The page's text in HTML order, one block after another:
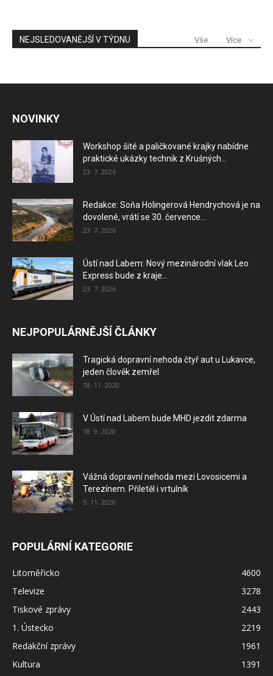
NEJSLEDOVANĚJŠÍ V TÝDNU Vše Více
NOVINKY
Workshop šité a paličkované krajky nabídne
praktické ukázky technik z Krušných...
23. 7. 2026
Redakce: Soňa Holingerová Hendrychová je na
dovolené, vrátí se 30. července...
23. 7. 2026
Ústí nad Labem: Nový mezinárodní vlak Leo
Express bude z kraje...
23. 7. 2026
NEJPOPULÁRNĚJŠÍ ČLÁNKY
Tragická dopravní nehoda čtyř aut u Lukavce,
jeden člověk zemřel
18. 11. 2020
V Ústí nad Labem bude MHD jezdit zdarma
18. 9. 2020
Vážná dopravní nehoda mezi Lovosicemi a
Terezínem. Přiletěl i vrtulník
5. 11. 2020
POPULÁRNÍ KATEGORIE
Litoměřicko
4600
Televize
3278
Tiskové zprávy
2443
1. Ústecko
2219
Redakční zprávy
1961
Kultura
1391